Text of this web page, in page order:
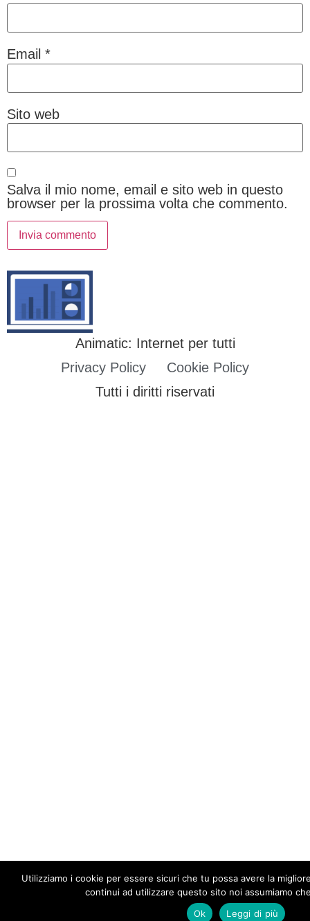
Email *
Sito web
Salva il mio nome, email e sito web in questo
browser per la prossima volta che commento.
Animatic: Internet per tutti
Privacy Policy
Cookie Policy
Tutti i diritti riservati
Utilizziamo i cookie per essere sicuri che tu possa avere la
continui ad utilizzare questo sito noi assumiamo
Ok
Leggi di più